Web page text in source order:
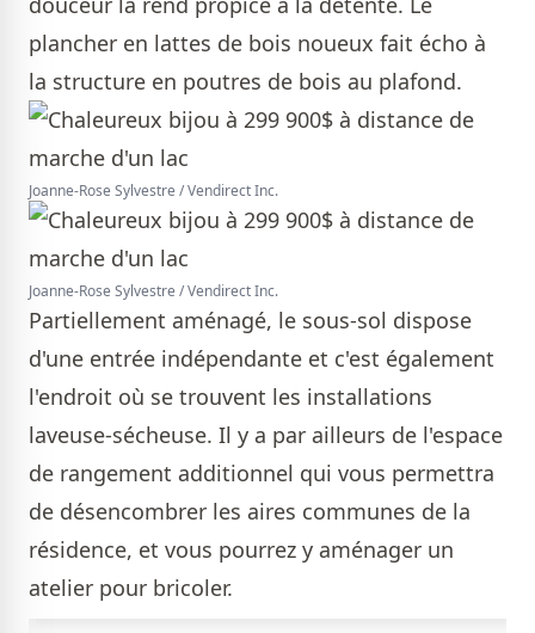
plancher en lattes de bois noueux fait écho à
la structure en poutres de bois au plafond.
Joanne-Rose Sylvestre / Vendirect Inc.
Joanne-Rose Sylvestre / Vendirect Inc.
Partiellement aménagé, le sous-sol dispose
d'une entrée indépendante et c'est également
l'endroit où se trouvent les installations
laveuse-sécheuse. Il y a par ailleurs de l'espace
de rangement additionnel qui vous permettra
de désencombrer les aires communes de la
résidence, et vous pourrez y aménager un
atelier pour bricoler.